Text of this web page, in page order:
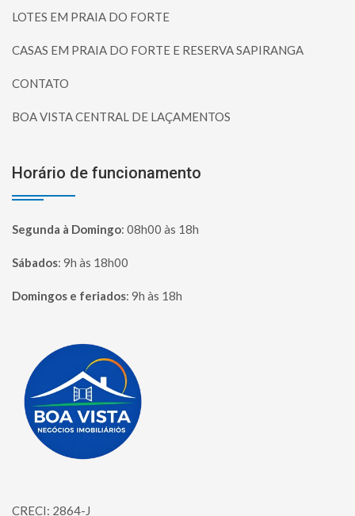
LOTES EM PRAIA DO FORTE
CASAS EM PRAIA DO FORTE E RESERVA SAPIRANGA
CONTATO
BOA VISTA CENTRAL DE LAÇAMENTOS
Horário de funcionamento
Segunda à Domingo: 08h00 às 18h
Sábados: 9h às 18h00
Domingos e feriados: 9h às 18h
Página inicial
CRECI: 2864-J